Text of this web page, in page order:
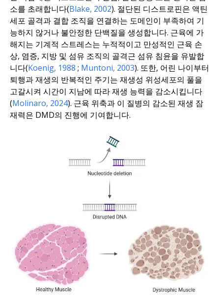
소를 초래합니다(Blake, 2002). 절단된 디스트로핀은 액틴
세포 골격과 결합 조직을 연결하는 도메인이 부족하여 기
능하지 않거나 불안정한 단백질을 생성합니다. 근육에 가
해지는 기계적 스트레스는 누적적이고 만성적인 근육 손
상, 염증, 지방 및 섬유 조직의 골격근 섬유 침윤을 유발합
니다(Koenig, 1988 ; Muntoni, 2003). 또한, 어린 나이부터
퇴행과 재생의 반복적인 주기는 재생성 위성세포의 풀을
고갈시켜 시간이 지남에 따라 재생 능력을 감소시킵니다
(Molinaro, 2024). 근육 위축과 이 질병의 감소된 재생 잠
재력은 DMD의 진행에 기여합니다.